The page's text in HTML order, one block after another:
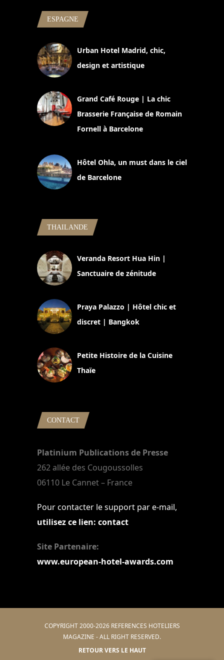
ESPAGNE
Urban Hotel Madrid, chic,
design et artistique
Grand Café Rouge | La chic
Brasserie Française de Romain
Fornell à Barcelone
Hôtel Ohla, un must dans le ciel
de Barcelone
THAILANDE
Veranda Resort Hua Hin |
Sanctuaire de zénitude
Praya Palazzo | Hôtel chic et
discret | Bangkok
Petite Histoire de la Cuisine
Thaïe
CONTACT
Platinium Publications de Presse
262 allée des Cougoussolles
06110 Le Cannet – France
Pour contacter le support par e-mail,
utilisez ce lien: contact
Site Partenaire:
www.european-hotel-awards.com
COPYRIGHT 2000-2026 REFERENCES HOTELIERS
MAGAZINE - ALL RIGHT RESERVED.
RETOUR VERS LE HAUT